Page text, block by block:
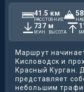
41.5 км
РАССТОЯНИЕ
737 м
МИН. ВЫСОТА
Маршрут
Кисловодск и
Красный Курган.
представляет
небольшим